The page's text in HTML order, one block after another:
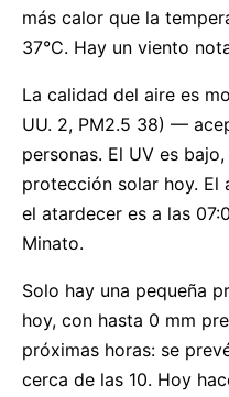
más calor que la
37°C. Hay un viento
La calidad del aire es
UU. 2, PM2.5 38) —
personas. El UV es
protección solar hoy. El
el atardecer es a las
Minato.
Solo hay una pequeña
hoy, con hasta 0 mm
próximas horas: se
cerca de las 10. Hoy